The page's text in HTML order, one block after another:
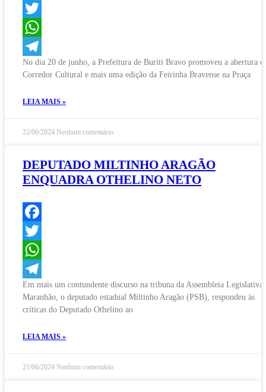
Facebook
Twitter
WhatsApp
Telegram
No dia 20 de junho, a Prefeitura de Buriti Bravo promoveu a abertura
Corredor Cultural e mais uma edição da Feirinha Bravense na Praça
LEIA MAIS »
22/06/2024 Nenhum comentário
DEPUTADO MILTINHO ARAGÃO
ENQUADRA OTHELINO NETO
Facebook
Twitter
WhatsApp
Telegram
Em mais um contundente discurso na tribuna da Assembleia Legislativa
Maranhão, o deputado estadual Miltinho Aragão (PSB), respondeu às
críticas do Deputado Othelino ao
LEIA MAIS »
21/06/2024 Nenhum comentário